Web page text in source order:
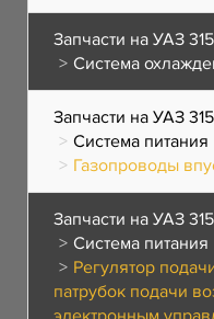
Запчасти на УАЗ
Система
Запчасти на УАЗ
Система питания
Газопроводы
Запчасти на УАЗ
Система питания
Регулятор
патрубок подачи